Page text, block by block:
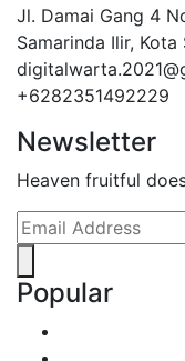
Jl. Damai Gang 4
Samarinda Ilir,
+6282351492229
Newsletter
Heaven fruitful
Popular